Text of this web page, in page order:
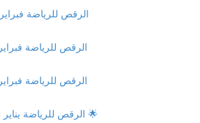
(الرقص للرياضة فبراير 3 (المتوسط
الرقص للرياضة فبراير 2 (المبتدئين)
الرقص للرياضة فبراير 1 (المبتدئين)
الرقص للرياضة يناير 4 (للمتقدمين) 🌟